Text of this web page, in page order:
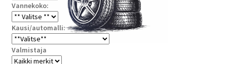
Vannekoko:
Kausi/automalli:
Valmistaja